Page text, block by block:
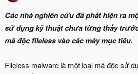
Các nhà nghiên cứu đã phát hiện ra
sử dụng kỹ thuật chưa từng thấy
mã độc fileless vào các máy mục tiêu.
Fileless malware là một loại mã độc sử